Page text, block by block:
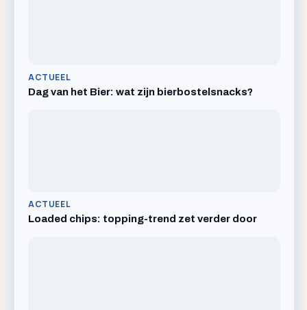
ACTUEEL
Dag van het Bier: wat zijn bierbostelsnacks?
ACTUEEL
Loaded chips: topping-trend zet verder door